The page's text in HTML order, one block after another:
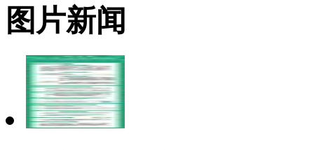
图片新闻